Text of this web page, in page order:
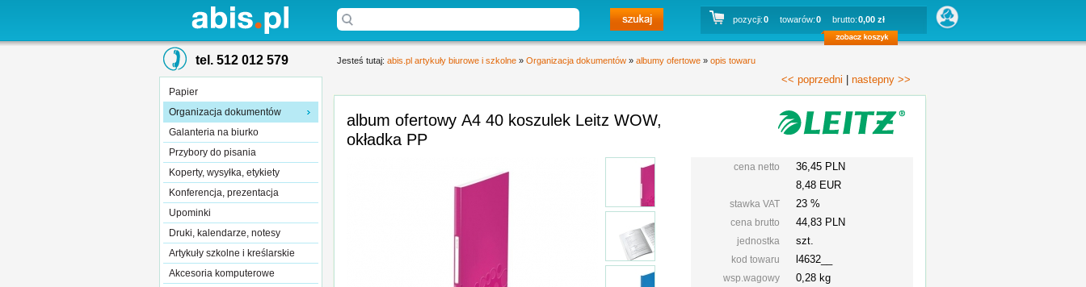
pozycji:0 towarów:0 brutto:0,00 zł
tel. 512 012 579
Papier
Organizacja dokumentów
Galanteria na biurko
Przybory do pisania
Koperty, wysyłka, etykiety
Konferencja, prezentacja
Upominki
Druki, kalendarze, notesy
Artykuły szkolne i kreślarskie
Akcesoria komputerowe
Jesteś tutaj: abis.pl artykuły biurowe i szkolne » Organizacja dokumentów » albumy ofertowe » opis towaru
<< poprzedni nastepny >>
album ofertowy A4 40 koszulek Leitz WOW,
okładka PP
cena netto
36,45 PLN
8,48 EUR
stawka VAT 23 %
cena brutto 44,83 PLN
jednostka szt.
kod towaru l4632__
wsp.wagowy 0,28 kg